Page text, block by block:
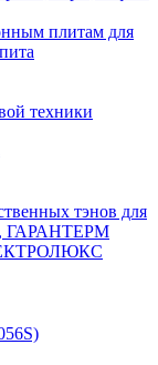
плитам для
техники
тэнов для
ГАРАНТЕРМ